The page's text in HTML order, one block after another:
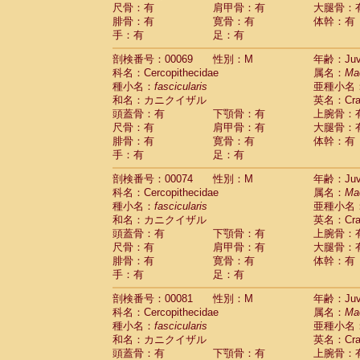
CercopithecidaeColobinae spp.(0)
CercopithecidaePresbytesinaespp.(0)
CercopithecidaeCercopithecidae
HylobatidaeHoolock hoolock(0)
HylobatidaeHylobates agilis
HylobatidaeHylobates klossii (0)
Hylobatidae
HylobatidaeHylobates moloch(0)
Hylobatidae Hylobates muelleri(0)
HylobatidaeHylobates pileatus(2)
Hylobatidae Hylobates
HylobatidaeHylobateshybrid(0)
HylobatidaeNomascus concolor(0)
HylobatidaeSymphalangus
Hominidae
(0)
Hominidae
Hominidae Gorilla gorilla beringei(0)
Hominidae Gorilla gorilla gorilla(0)
Primates misc.(0)
Scandentia Dendrogale melanura
Scandentia Ptilocercus lowii
ScandentiaTupaia glis
Scandentia
Scandentia
尺骨：有
肩甲骨：有
大腿骨：
腓骨：有
寛骨：有
体幹：有
手：有
足：有
剖検番号：00069
性別：M
年齢：
科名：Cercopithecidae
属名：
種小名： fascicularis
亜種小名
和名：カニクイザル
英名：
頭蓋骨：有
下顎骨：有
上腕骨：
尺骨：有
肩甲骨：有
大腿骨：
腓骨：有
寛骨：有
体幹：有
手：有
足：有
剖検番号：00074
性別：M
年齢：
科名：Cercopithecidae
属名：
種小名： fascicularis
亜種小名
和名：カニクイザル
英名：
頭蓋骨：有
下顎骨：有
上腕骨：
尺骨：有
肩甲骨：有
大腿骨：
腓骨：有
寛骨：有
体幹：有
手：有
足：有
剖検番号：00081
性別：M
年齢：
科名：Cercopithecidae
属名：
種小名： fascicularis
亜種小名
和名：カニクイザル
英名：
頭蓋骨：有
下顎骨：有
上腕骨：